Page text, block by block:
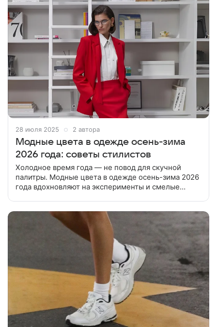
28 июля 2025 2 автора
Модные цвета в одежде осень-зима
2026 года: советы стилистов
Холодное время года — не повод для скучной
палитры. Модные цвета в одежде осень-зима 2026
года вдохновляют на эксперименты и смелые